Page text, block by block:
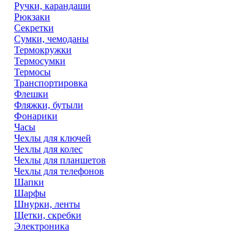
Ручки, карандаши
Рюкзаки
Секретки
Сумки, чемоданы
Термокружки
Термосумки
Термосы
Транспортировка
Флешки
Фляжки, бутыли
Фонарики
Часы
Чехлы для ключей
Чехлы для колес
Чехлы для планшетов
Чехлы для телефонов
Шапки
Шарфы
Шнурки, ленты
Щетки, скребки
Электроника